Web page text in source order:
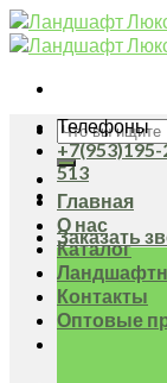
Skip
to
Искать:
Главная
О нас
Каталог
Контакты
Оптовые
Телефоны
513
Заказать